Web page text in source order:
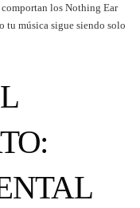
los Nothing Ear
tu música sigue siendo solo